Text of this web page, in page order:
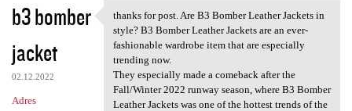
b3 bomber
jacket
02.12.2022
Adres
thanks for post. Are B3
thanks for post. Are B3 Bomber Leather Jackets in
style? B3 Bomber Leather Jackets are an ever-
fashionable wardrobe item that are especially
trending now.
They especially made a comeback after the
Fall/Winter 2022 runway season, where B3 Bomber
Leather Jackets was one of the hottest trends of the